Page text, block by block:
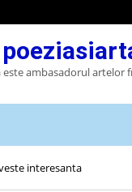
este ambasadorul artelor
interesanta